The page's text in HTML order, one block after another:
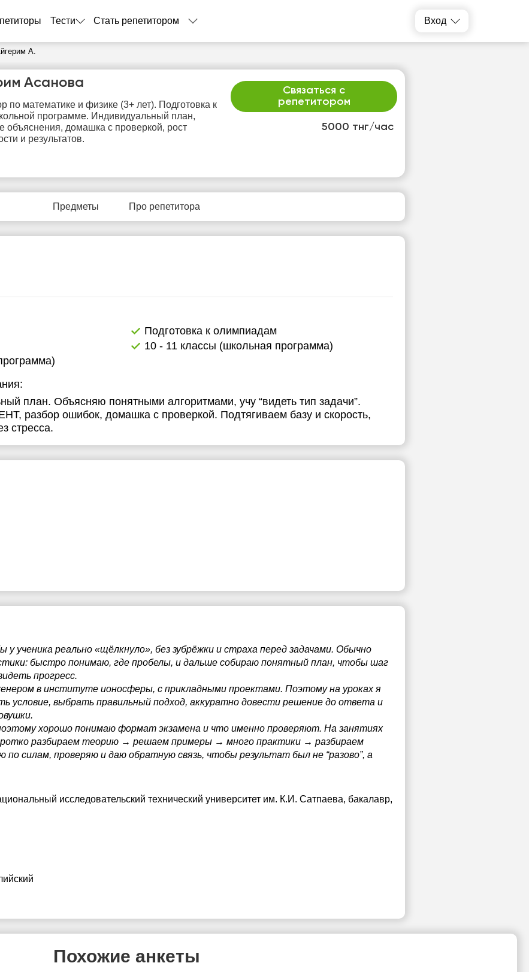
Тести Стать репетитором Вход
А.
5000 тнг/час
Связаться с
репетитором
Асанова
по математике и физике (3+ лет). Подготовка к
программе. Индивидуальный план,
объяснения, домашка с проверкой, рост
и результатов.
Предметы Про репетитора
Подготовка к олимпиадам
10 - 11 классы (школьная программа)
план. Объясняю понятными алгоритмами, учу “видеть тип задачи”.
разбор ошибок, домашка с проверкой. Подтягиваем базу и скорость,
стресса.
ученика реально «щёлкнуло», без зубрёжки и страха перед задачами. Обычно
быстро понимаю, где пробелы, и дальше собираю понятный план, чтобы шаг
прогресс.
в институте ионосферы, с прикладными проектами. Поэтому на уроках я
условие, выбрать правильный подход, аккуратно довести решение до ответа и
хорошо понимаю формат экзамена и что именно проверяют. На занятиях
разбираем теорию → решаем примеры → много практики → разбираем
силам, проверяю и даю обратную связь, чтобы результат был не “разово”, а
исследовательский технический университет им. К.И. Сатпаева, бакалавр,
Похожие анкеты
9
10
11
12
13
Нет
свободных
Нет
свободных
Нет
свободных
свободных
свободных